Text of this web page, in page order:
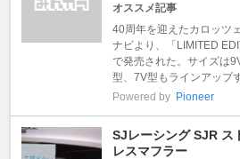
オススメ記事
40周年を迎えたカロッツ
ナビより、「LIMITED
で発売された。サイズは
型、7V型もラインアップ
Powered by Pioneer
SJレーシング SJR ス
レスマフラー